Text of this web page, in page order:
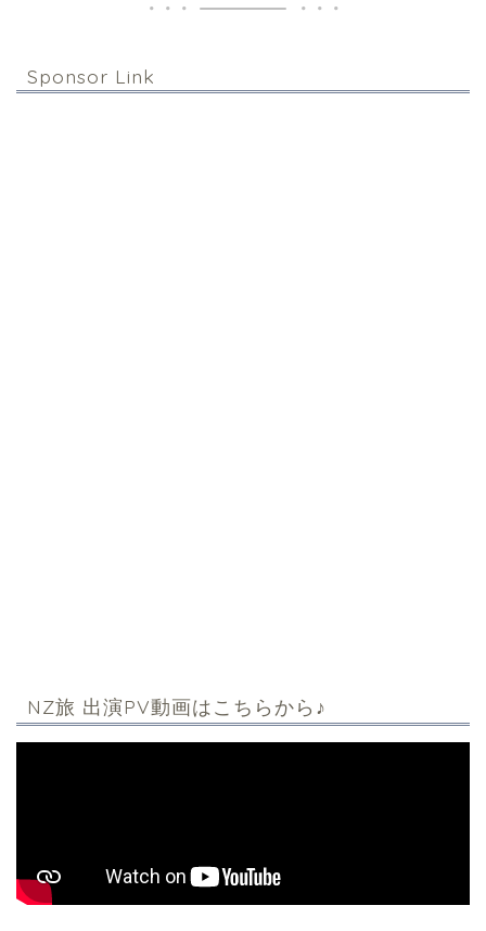
Sponsor Link
NZ旅 出演PV動画はこちらから♪